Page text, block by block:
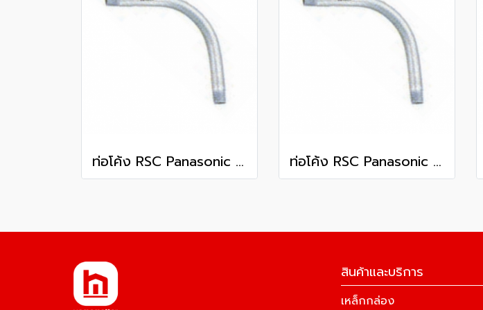
ท่อโค้ง RSC Panasonic 2 นิ้ว ท่อโค้ง RSC Panasonic 4 นิ้ว
สินค้าและบริการ
เหล็กกล่อง